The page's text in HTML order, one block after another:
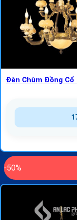
Đèn Chùm Đồng
-50%